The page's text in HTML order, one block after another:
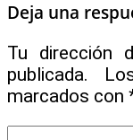
Deja una
Tu dirección
publicada.
marcados con